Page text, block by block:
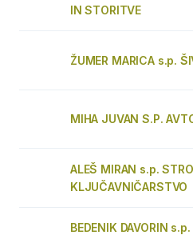
IN STORITVE
ŽUMER MARICA s.p.
MIHA JUVAN S.P.
ALEŠ MIRAN s.p.
KLJUČAVNIČARSTVO
BEDENIK DAVORIN